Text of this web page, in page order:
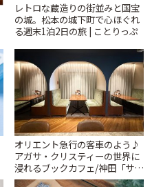
レトロな蔵造りの街並みと国宝
の城。松本の城下町で心ほぐれ
る週末1泊2日の旅 | ことりっぷ
オリエント急行の客車のよう♪
アガサ・クリスティーの世界に
浸れるブックカフェ/神田「サロ
ンクリスティ」 | ことりっぷ